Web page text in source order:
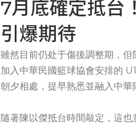
7月底確定抵台
引爆期待
雖然目前仍处于傷後調整期，
加入中華民國籃球協會安排的
朝夕相處，提早熟悉並融入中華
隨著陳以傑抵台時間敲定，這